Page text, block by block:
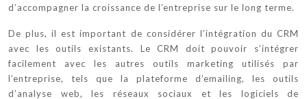
d’accompagner la croissance de l’entreprise sur le long terme.
De plus, il est important de considérer l’intégration du CRM
avec les outils existants. Le CRM doit pouvoir s’intégrer
facilement avec les autres outils marketing utilisés par
l’entreprise, tels que la plateforme d’emailing, les outils
d’analyse web, les réseaux sociaux et les logiciels de